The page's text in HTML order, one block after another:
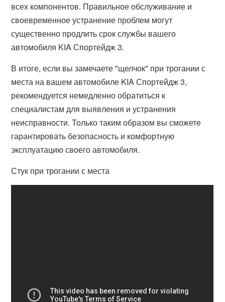
всех компонентов. Правильное обслуживание и
своевременное устранение проблем могут
существенно продлить срок службы вашего
автомобиля KIA Спортейдж 3.
В итоге, если вы замечаете "щелчок" при трогании с
места на вашем автомобиле KIA Спортейдж 3,
рекомендуется немедленно обратиться к
специалистам для выявления и устранения
неисправности. Только таким образом вы сможете
гарантировать безопасность и комфортную
эксплуатацию своего автомобиля.
Стук при трогании с места